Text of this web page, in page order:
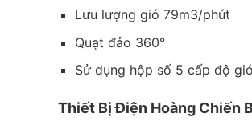
Lưu lượng gió 79m3/phút
Quạt đảo 360°
Sử dụng hộp số 5 cấp độ gió
Thiết Bị Điện Hoàng Chiến